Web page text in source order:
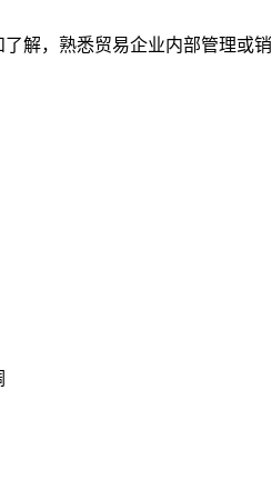
解，熟悉贸易企业内部管理或